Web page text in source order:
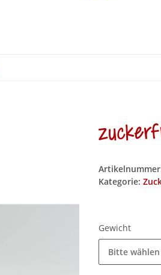
Kategorie:
Gewicht
Bitte